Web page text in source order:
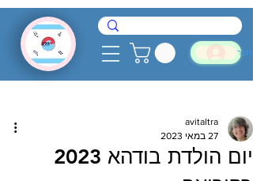
יום הולדת בודהא 2023
avitaltra
27 במאי 2023